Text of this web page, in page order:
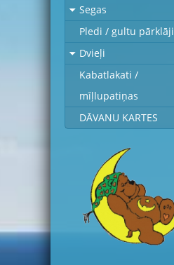
Segas
Pledi / gultu pārklāji
Dvieļi
Kabatlakati /
mīļlupatiņas
DĀVANU KARTES